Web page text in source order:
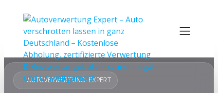
AUTOVERWERTUNG-EXPERT